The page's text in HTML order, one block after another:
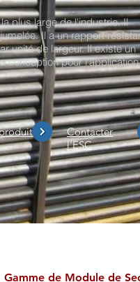
Contacter
l'ESC
plus large de l'industrie. Il
Il a un rapport
unité de largeur. Il existe un
conception pour
Gamme de Module de